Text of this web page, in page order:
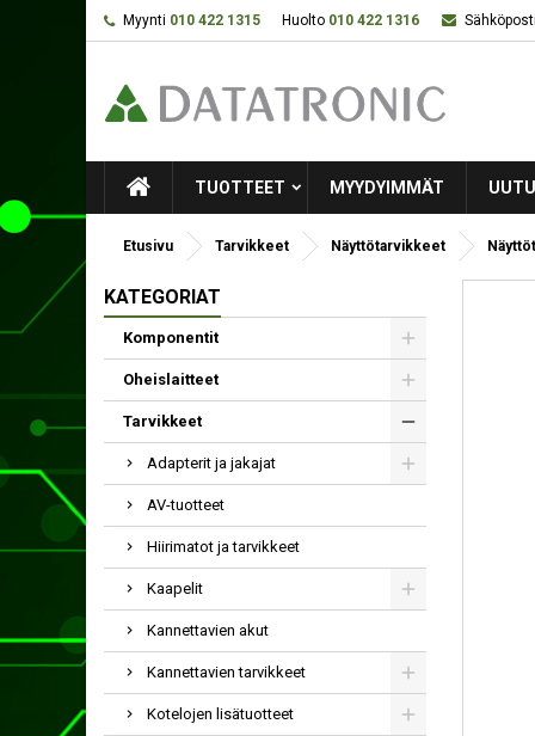
Myynti 010 422 1315 Huolto 010 422 1316
TUOTTEET MYYDYIMMÄT
Etusivu Tarvikkeet Näyttötarvikkeet
KATEGORIAT
Komponentit
Oheislaitteet
Tarvikkeet
Adapterit ja jakajat
AV-tuotteet
Hiirimatot ja tarvikkeet
Kaapelit
Kannettavien akut
Kannettavien tarvikkeet
Kotelojen lisätuotteet